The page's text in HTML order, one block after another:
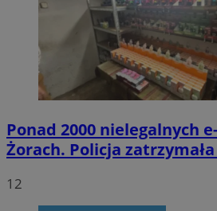
Ponad 2000 nielegalnych
Żorach. Policja
12